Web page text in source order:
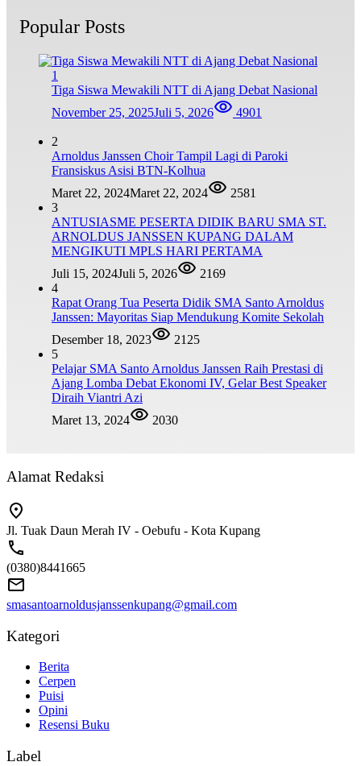
Popular Posts
1
Tiga Siswa Mewakili NTT di Ajang Debat Nasional
November 25, 2025Juli 5, 2026 4901
2
Arnoldus Janssen Choir Tampil Lagi di Paroki
Fransiskus Asisi BTN-Kolhua
Maret 22, 2024Maret 22, 2024
2581
3
ANTUSIASME PESERTA DIDIK BARU SMA ST.
ARNOLDUS JANSSEN KUPANG DALAM
MENGIKUTI MPLS HARI PERTAMA
Juli 15, 2024Juli 5, 2026
2169
4
Rapat Orang Tua Peserta Didik SMA Santo Arnoldus
Janssen: Mayoritas Siap Mendukung Komite Sekolah
Desember 18, 2023
2125
5
Pelajar SMA Santo Arnoldus Janssen Raih Prestasi di
Ajang Lomba Debat Ekonomi IV, Gelar Best Speaker
Diraih Viantri Azi
Maret 13, 2024
2030
Alamat Redaksi
Jl. Tuak Daun Merah IV - Oebufu - Kota Kupang
(0380)8441665
smasantoarnoldusjanssenkupang@gmail.com
Kategori
Berita
Cerpen
Puisi
Opini
Resensi Buku
Label